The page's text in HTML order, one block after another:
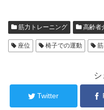
筋力トレーニング 高齢者
座位 椅子での運動
シ
Twitter